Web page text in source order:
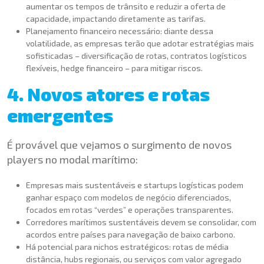
aumentar os tempos de trânsito e reduzir a oferta de
capacidade, impactando diretamente as tarifas.
Planejamento financeiro necessário: diante dessa
volatilidade, as empresas terão que adotar estratégias mais
sofisticadas – diversificação de rotas, contratos logísticos
flexíveis, hedge financeiro – para mitigar riscos.
4. Novos atores e rotas
emergentes
É provável que vejamos o surgimento de novos
players no modal marítimo:
Empresas mais sustentáveis e startups logísticas podem
ganhar espaço com modelos de negócio diferenciados,
focados em rotas “verdes” e operações transparentes.
Corredores marítimos sustentáveis devem se consolidar, com
acordos entre países para navegação de baixo carbono.
Há potencial para nichos estratégicos: rotas de média
distância, hubs regionais, ou serviços com valor agregado